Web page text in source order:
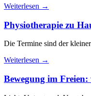
Weiterlesen →
Physiotherapie zu
Die Termine sind der
Weiterlesen →
Bewegung im